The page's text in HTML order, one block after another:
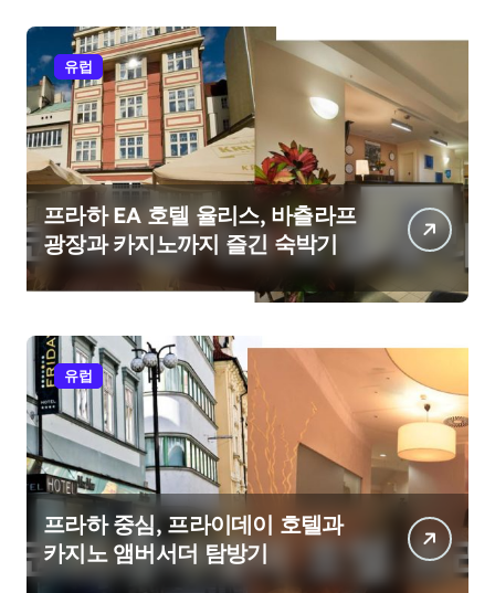
유럽
프라하 EA 호텔 율리스, 바츨라프
광장과 카지노까지 즐긴 숙박기
유럽
프라하 중심, 프라이데이 호텔과
카지노 앰버서더 탐방기